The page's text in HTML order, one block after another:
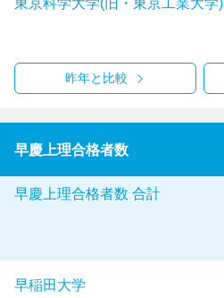
東京科学大学(旧・東京工業大学)
昨年と比較
早慶上理合格者数
早慶上理合格者数 合計
早稲田大学